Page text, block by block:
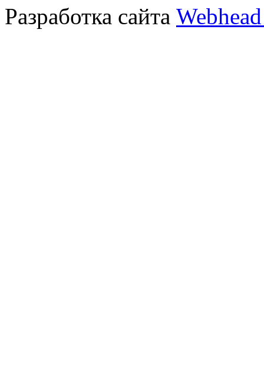
Разработка сайта